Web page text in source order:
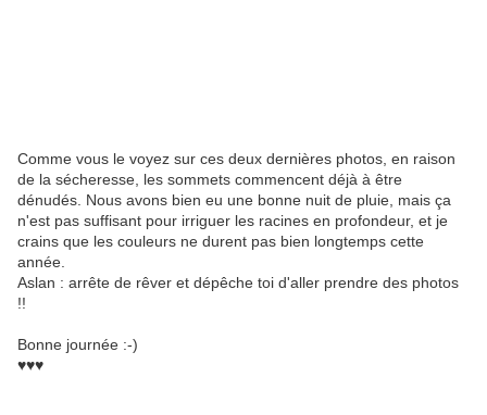
Comme vous le voyez sur ces deux dernières photos, en raison
de la sécheresse, les sommets commencent déjà à être
dénudés. Nous avons bien eu une bonne nuit de pluie, mais ça
n'est pas suffisant pour irriguer les racines en profondeur, et je
crains que les couleurs ne durent pas bien longtemps cette
année.
Aslan : arrête de rêver et dépêche toi d'aller prendre des photos
!!
Bonne journée :-)
♥♥♥